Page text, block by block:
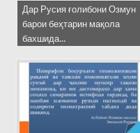
Дар Русия ғолибони Озмун
барои беҳтарин мақола
бахшида...